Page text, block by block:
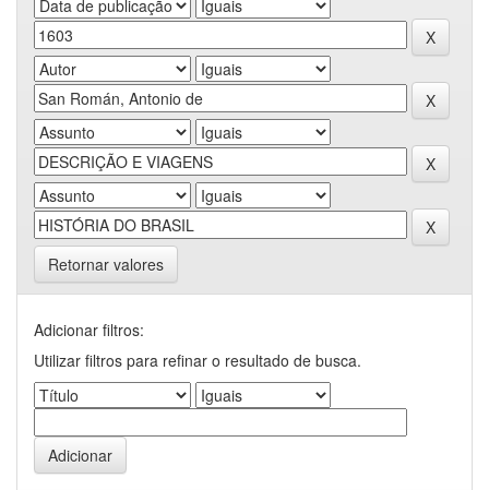
Retornar valores
Adicionar filtros:
Utilizar filtros para refinar o resultado de busca.